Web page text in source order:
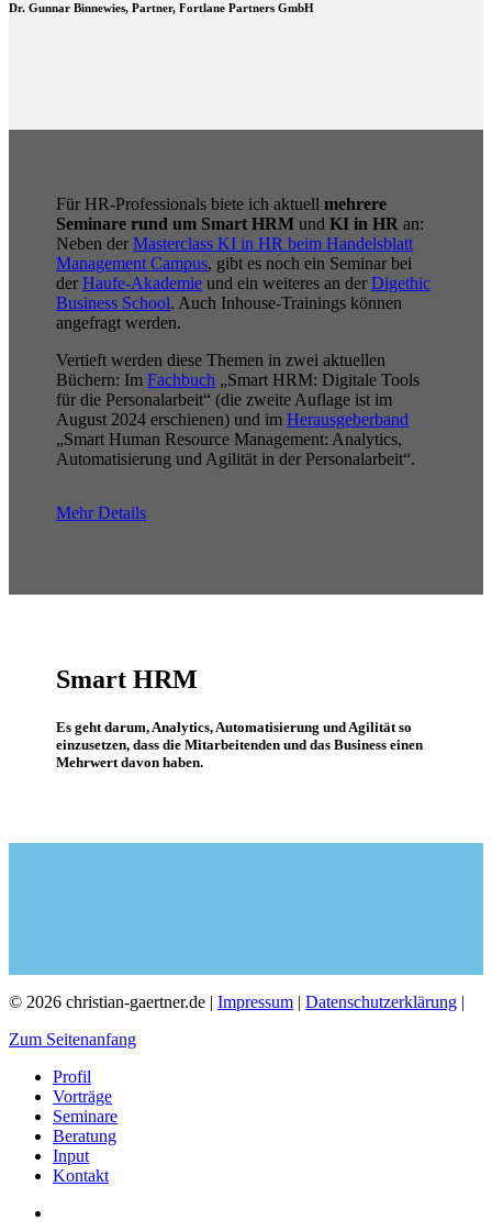
Dr. Gunnar Binnewies, Partner, Fortlane Partners GmbH
Für HR-Professionals biete ich aktuellmehrere
Seminare rund um Smart HRM undKI in HR an:
Neben derMasterclass KI in HR beim Handelsblatt
Management Campus, gibt es noch ein Seminar bei
derHaufe-Akademie und ein weiteres an derDigethic
Business School. Auch Inhouse-Trainings können
angefragt werden.
Vertieft werden diese Themen in zwei aktuellen
Büchern: ImFachbuch „Smart HRM: Digitale Tools
für die Personalarbeit“ (die zweite Auflage ist im
August 2024 erschienen) und imHerausgeberband
„Smart Human Resource Management: Analytics,
Automatisierung und Agilität in der Personalarbeit“.
Mehr Details
Smart HRM
Es geht darum, Analytics, Automatisierung und Agilität so
einzusetzen, dass die Mitarbeitenden und das Business einen
Mehrwert davon haben.
© 2026 christian-gaertner.de | Impressum | Datenschutzerklärung |
Zum Seitenanfang
Profil
Vorträge
Seminare
Beratung
Input
Kontakt